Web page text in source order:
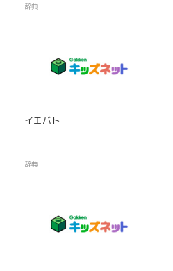
辞典
イエバト
辞典